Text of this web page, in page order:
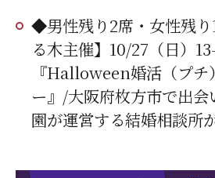
◆男性残り2席・女性残り
る木主催】10/27（日）
『Halloween婚活（プチ
ー』/大阪府枚方市で出
園が運営する結婚相談所